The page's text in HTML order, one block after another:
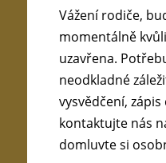
ID
OSTATNÍ
Vážení rodiče,
momentálně
uzavřena.
neodkladné
vysvědčení,
kontaktujte nás
domluvte si